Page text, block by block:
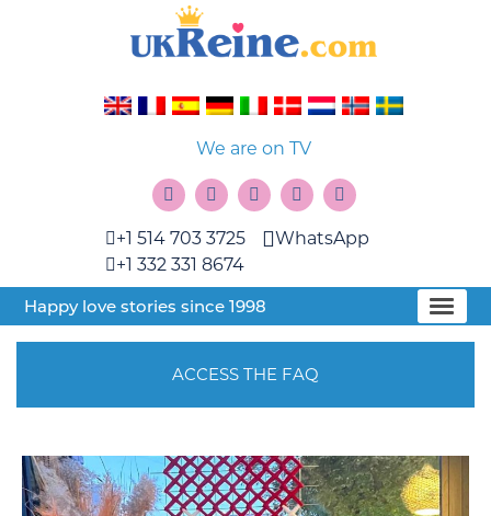
We are on TV
+1 514 703 3725
+1 332 331 8674
WhatsApp
Happy love stories since 1998
ACCESS THE FAQ